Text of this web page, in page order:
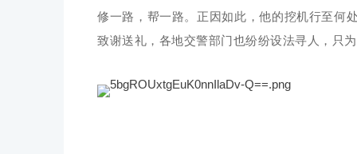
修一路，帮一路。正因如此，他的挖机行至何
致谢送礼，各地交警部门也纷纷设法寻人，只